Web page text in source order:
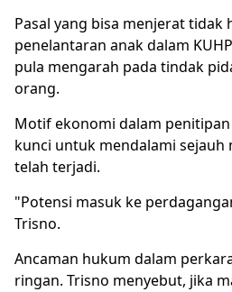
Pasal yang bisa menjerat tidak
penelantaran anak dalam
pula mengarah pada tindak
orang.
Motif ekonomi dalam
kunci untuk mendalami sejauh
telah terjadi.
"Potensi masuk ke
Trisno.
Ancaman hukum dalam
ringan. Trisno menyebut, jika